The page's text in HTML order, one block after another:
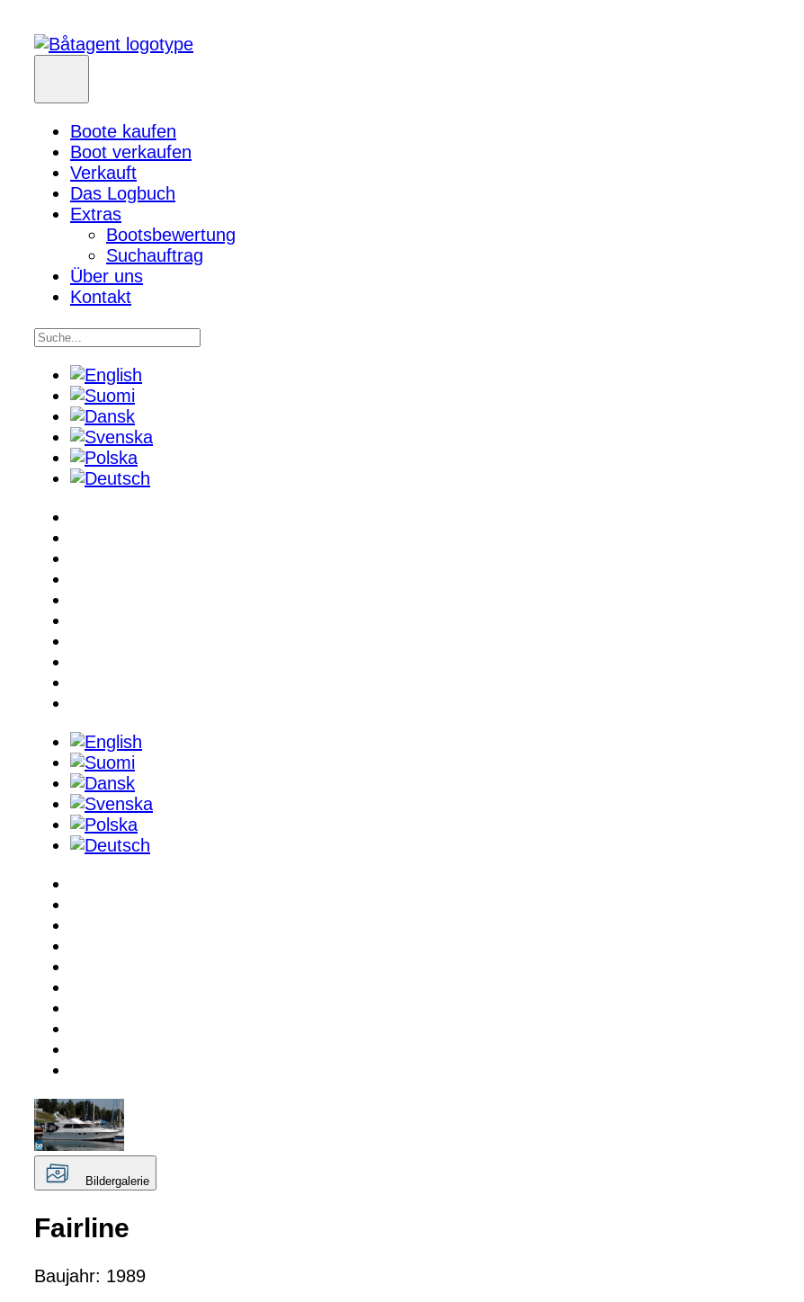
Boote kaufen
Boot verkaufen
Verkauft
Das Logbuch
Extras
Bootsbewertung
Suchauftrag
Über uns
Kontakt
Bildergalerie
Fairline
Baujahr: 1989